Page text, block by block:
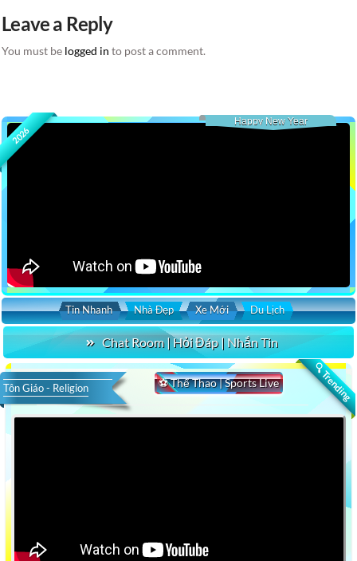
Leave a Reply
You must be logged in to post a comment.
2026
Happy New Year
Tin Nhanh Nhà Đẹp Xe Mới Du Lịch
Chat Room | Hỏi Đáp | Nhắn Tin
🔍 Trending
⚽ Thể Thao | Sports Live
Tôn Giáo - Religion